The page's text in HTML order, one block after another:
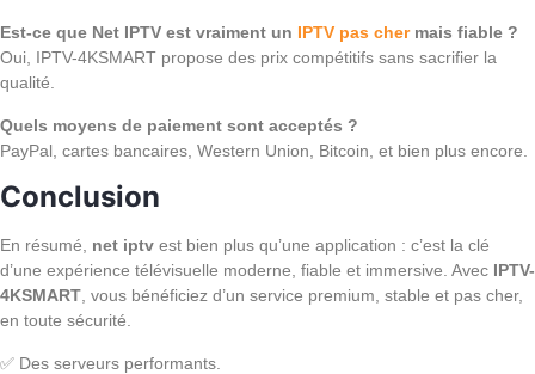
Est-ce que Net IPTV est vraiment un IPTV pas chermais fiable ?
Oui, IPTV-4KSMART propose des prix compétitifs sans sacrifier la
qualité.
Quels moyens de paiement sont acceptés ?
PayPal, cartes bancaires, Western Union, Bitcoin, et bien plus encore.
Conclusion
En résumé, net iptv est bien plus qu’une application : c’est la clé
d’une expérience télévisuelle moderne, fiable et immersive. Avec IPTV-
4KSMART, vous bénéficiez d’un service premium, stable et pas cher,
en toute sécurité.
✅ Des serveurs performants.